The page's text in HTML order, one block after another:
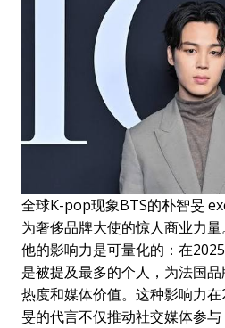
全球K-pop现象BTS的朴智旻
为奢侈品牌大使的惊人商业力
他的影响力是可量化的：在
是被提及最多的个人，为法国
热度和媒体价值。这种影响力
旻的代言不仅推动社交媒体参